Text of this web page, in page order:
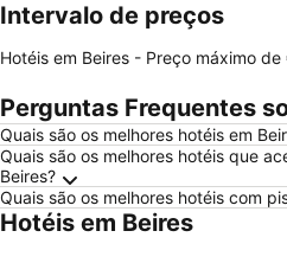
Intervalo de preços
Hotéis em Beires - Preço máximo de
Perguntas Frequentes
Quais são os melhores hotéis em
Quais são os melhores hotéis que
Beires?
Quais são os melhores hotéis com
Hotéis em Beires